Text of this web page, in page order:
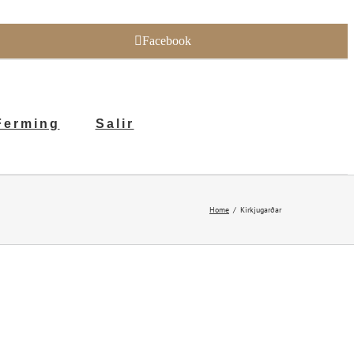
Facebook
Salir
Home Kirkjugarðar